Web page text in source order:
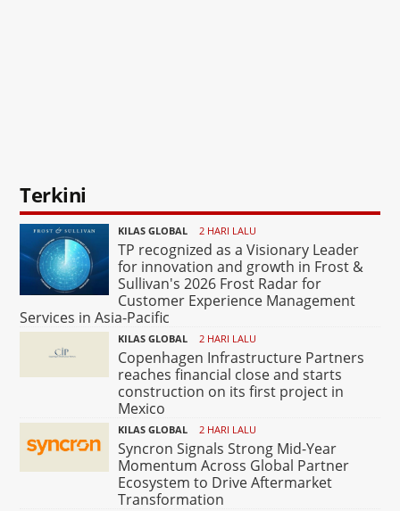
Terkini
KILAS GLOBAL 2 HARI LALU
TP recognized as a Visionary Leader
for innovation and growth in Frost &
Sullivan's 2026 Frost Radar for
Customer Experience Management
Services in Asia-Pacific
KILAS GLOBAL 2 HARI LALU
Copenhagen Infrastructure Partners
reaches financial close and starts
construction on its first project in
Mexico
KILAS GLOBAL 2 HARI LALU
Syncron Signals Strong Mid-Year
Momentum Across Global Partner
Ecosystem to Drive Aftermarket
Transformation